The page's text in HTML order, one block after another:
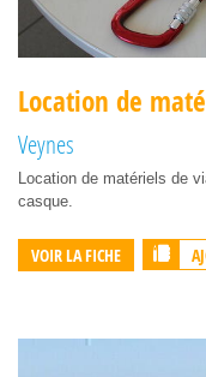
Location de
Veynes
Location de matériels de
casque.
VOIR LA FICHE